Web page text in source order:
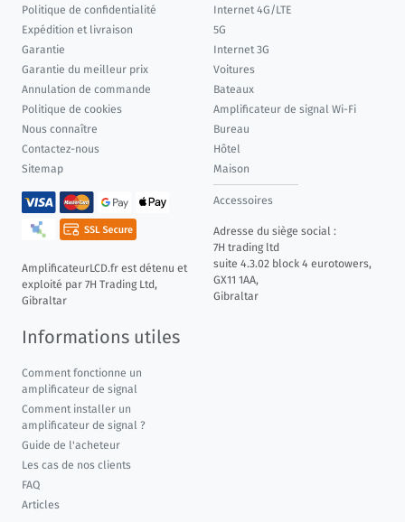
Politique de confidentialité
Expédition et livraison
Garantie
Garantie du meilleur prix
Annulation de commande
Politique de cookies
Nous connaître
Contactez-nous
Sitemap
AmplificateurLCD.fr est détenu et
exploité par 7H Trading Ltd,
Gibraltar
Internet 4G/LTE
5G
Internet 3G
Voitures
Bateaux
Amplificateur de signal Wi-Fi
Bureau
Hôtel
Maison
Accessoires
Adresse du siège social :
7H trading ltd
suite 4.3.02 block 4 eurotowers,
GX11 1AA,
Gibraltar
Informations utiles
Comment fonctionne un
amplificateur de signal
Comment installer un
amplificateur de signal ?
Guide de l'acheteur
Les cas de nos clients
FAQ
Articles